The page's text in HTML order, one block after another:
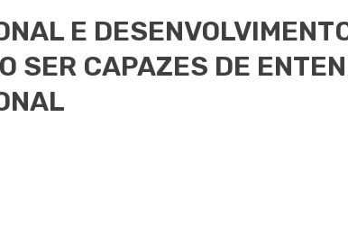
E
SER CAPAZES DE